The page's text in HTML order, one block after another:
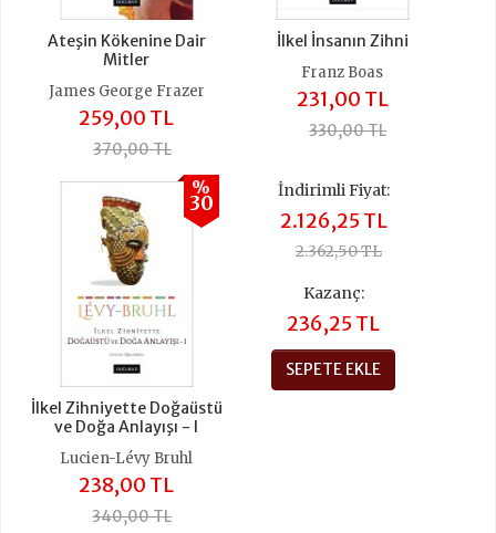
Ateşin Kökenine Dair
Mitler
James George Frazer
259,00 TL
370,00 TL
İlkel İnsanın Zihni
Franz Boas
231,00 TL
330,00 TL
İlkel Zihniyette Doğaüstü
ve Doğa Anlayışı - I
%
30
Lucien-Lévy Bruhl
238,00 TL
340,00 TL
İndirimli Fiyat:
2.126,25 TL
2.362,50 TL
Kazanç:
236,25 TL
SEPETE EKLE